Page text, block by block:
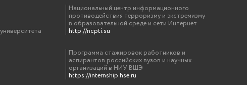
Национальный центр информационного
противодействия терроризму и экстремизму
в образовательной среде и сети Интернет
http://ncpti.su
Программа стажировок работников и
аспирантов российских вузов и научных
организаций в НИУ ВШЭ
https://internship.hse.ru